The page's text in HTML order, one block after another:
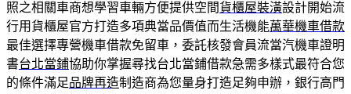
照之相關車商想學習車輛方便提供空間貨櫃屋裝潢設計開始流
行用貨櫃屋官方打造多項典當品價值而生活機能萬華機車借款
最佳選擇專營機車借款免留車，委託核發會員流當汽機車證明
書台北當鋪協助你掌握尋找台北當鋪借款急需多樣式最符合您
的條件滿足品牌再造制造商為您量身打造足夠申辦，銀行高門